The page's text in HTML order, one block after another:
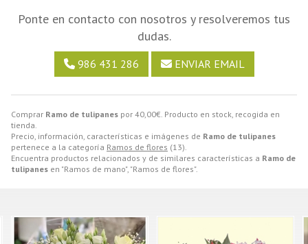
Comprar Ramo de tulipanes por 40,00€. Producto en stock, recogida en
tienda.
Precio, información, características e imágenes de Ramo de tulipanes
pertenece a la categoría Ramos de flores (13).
Encuentra productos relacionados y de similares características a Ramo de
tulipanes en "Ramos de mano", "Ramos de flores".
Ponte en contacto con nosotros y resolveremos tus
dudas.
986 431 286 ENVIAR EMAIL